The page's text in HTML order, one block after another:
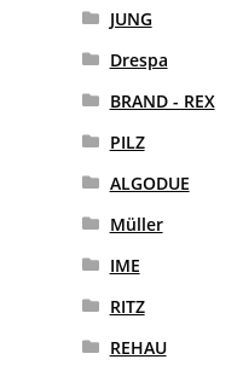
JUNG
Drespa
BRAND - REX
PILZ
ALGODUE
Müller
IME
RITZ
REHAU